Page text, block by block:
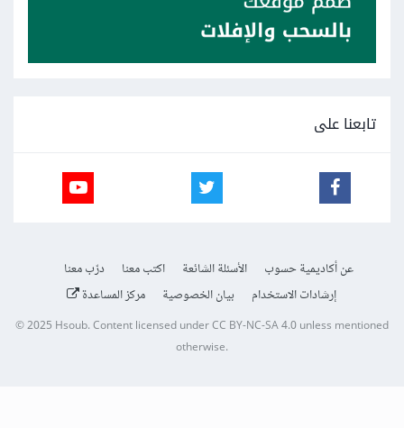
تابعنا على
عن أكاديمية حسوب الأسئلة الشائعة اكتب معنا
درّب معنا
إرشادات الاستخدام
بيان الخصوصية مركز المساعدة
© 2025 Hsoub.Content licensed underCC BY-NC-SA 4.0unless mentioned
otherwise.